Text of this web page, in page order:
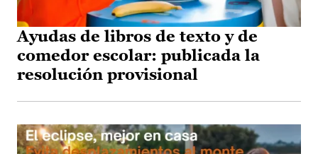
Ayudas de libros de texto y de
comedor escolar: publicada la
resolución provisional